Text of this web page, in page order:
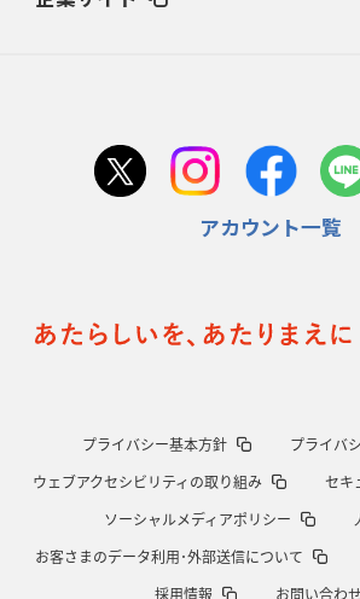
首位スピアーズ、充実の攻撃力 「湧き出る」パ
2026年1月8日(木)更新
ルディケ
2025年12月25日(木)更新
2025年12月18日(木)更新
アカウント一覧
プライバシー基本方針
プライバ
ウェブアクセシビリティの取り組み
セキ
ソーシャルメディアポリシー
お客さまのデータ利用･外部送信について
採用情報
お問い合わせ